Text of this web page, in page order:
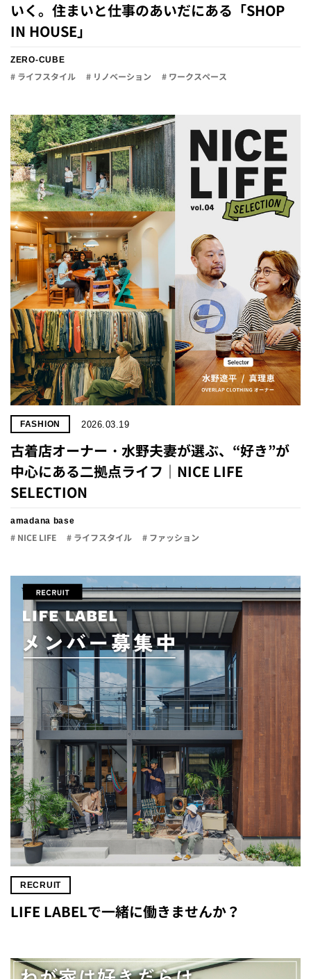
いく。​住まいと​仕事の​あいだに​ある​「SHOP
IN HOUSE」
ZERO-CUBE
# ライフスタイル # リノベーション # ワークスペース
FASHION 2026.03.19
古着店オーナー・水野夫妻が選ぶ、“好き”が
中心にある二拠点ライフ｜NICE LIFE
SELECTION
amadana base
# NICE LIFE # ライフスタイル # ファッション
RECRUIT
LIFE LABELで一緒に働きませんか？